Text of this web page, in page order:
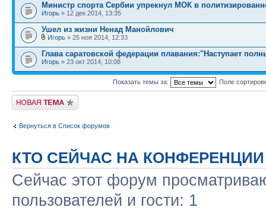
Министр спорта Сербии упрекнул МОК в
Игорь » 12 дек 2014, 13:35
Ушел из жизни Ненад Манойлович
Игорь » 25 ноя 2014, 12:33
Глава саратовской федерации плавания:"Наступает
Игорь » 23 окт 2014, 10:08
Показать темы за: Поле
Новая тема
Вернуться в Список форумов
КТО СЕЙЧАС НА КОНФЕРЕНЦИИ
Сейчас этот форум
пользователей и гости: 1